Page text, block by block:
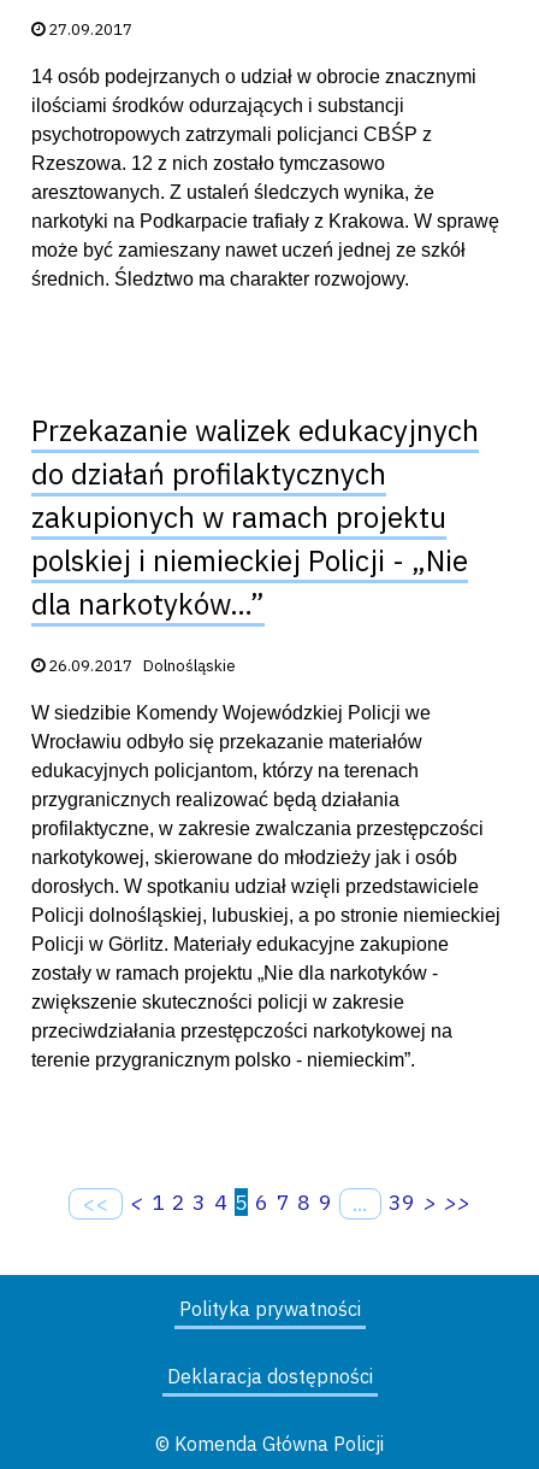
Data publikacji:
27.09.2017
14 osób podejrzanych o udział w obrocie znacznymi
ilościami środków odurzających i substancji
psychotropowych zatrzymali policjanci CBŚP z
Rzeszowa. 12 z nich zostało tymczasowo
aresztowanych. Z ustaleń śledczych wynika, że
narkotyki na Podkarpacie trafiały z Krakowa. W sprawę
może być zamieszany nawet uczeń jednej ze szkół
średnich. Śledztwo ma charakter rozwojowy.
Przekazanie walizek edukacyjnych
do działań profilaktycznych
zakupionych w ramach projektu
polskiej i niemieckiej Policji - „Nie
dla narkotyków…”
Data publikacji:
26.09.2017 Dolnośląskie
W siedzibie Komendy Wojewódzkiej Policji we
Wrocławiu odbyło się przekazanie materiałów
edukacyjnych policjantom, którzy na terenach
przygranicznych realizować będą działania
profilaktyczne, w zakresie zwalczania przestępczości
narkotykowej, skierowane do młodzieży jak i osób
dorosłych. W spotkaniu udział wzięli przedstawiciele
Policji dolnośląskiej, lubuskiej, a po stronie niemieckiej
Policji w Görlitz. Materiały edukacyjne zakupione
zostały w ramach projektu „Nie dla narkotyków -
zwiększenie skuteczności policji w zakresie
przeciwdziałania przestępczości narkotykowej na
terenie przygranicznym polsko - niemieckim”.
<< < 1 2 3 4 5 6 7 8 9 ... 39 > >>
Polityka prywatności
Deklaracja dostępności
© Komenda Główna Policji